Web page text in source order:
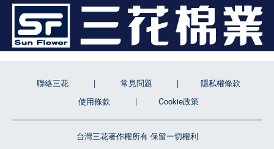
台灣三花著作權所有 保留一切權利
聯絡三花 常見問題
隱私權條款
使用條款
Cookie政策